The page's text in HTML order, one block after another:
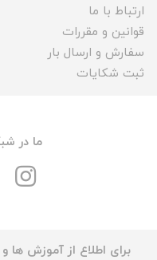
ارتباط با ما
قوانین و مقررات
سفارش و ارسال بار
ثبت شکایات
ما در
برای اطلاع از آموزش ها